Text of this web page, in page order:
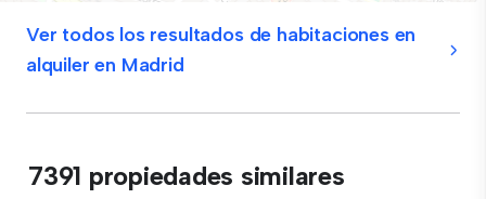
Ver todos los resultados de habitaciones en
alquiler en Madrid
7391 propiedades similares